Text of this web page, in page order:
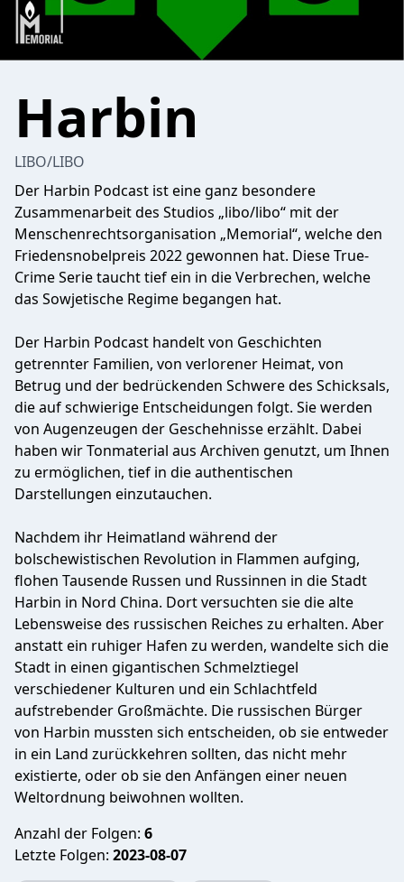
Harbin
LIBO/LIBO
Der Harbin Podcast ist eine ganz besondere
Zusammenarbeit des Studios „libo/libo“ mit der
Menschenrechtsorganisation „Memorial“, welche den
Friedensnobelpreis 2022 gewonnen hat. Diese True-
Crime Serie taucht tief ein in die Verbrechen, welche
das Sowjetische Regime begangen hat.
Der Harbin Podcast handelt von Geschichten
getrennter Familien, von verlorener Heimat, von
Betrug und der bedrückenden Schwere des Schicksals,
die auf schwierige Entscheidungen folgt. Sie werden
von Augenzeugen der Geschehnisse erzählt. Dabei
haben wir Tonmaterial aus Archiven genutzt, um Ihnen
zu ermöglichen, tief in die authentischen
Darstellungen einzutauchen.
Nachdem ihr Heimatland während der
bolschewistischen Revolution in Flammen aufging,
flohen Tausende Russen und Russinnen in die Stadt
Harbin in Nord China. Dort versuchten sie die alte
Lebensweise des russischen Reiches zu erhalten. Aber
anstatt ein ruhiger Hafen zu werden, wandelte sich die
Stadt in einen gigantischen Schmelztiegel
verschiedener Kulturen und ein Schlachtfeld
aufstrebender Großmächte. Die russischen Bürger
von Harbin mussten sich entscheiden, ob sie entweder
in ein Land zurückkehren sollten, das nicht mehr
existierte, oder ob sie den Anfängen einer neuen
Weltordnung beiwohnen wollten.
Anzahl der Folgen: 6
Letzte Folgen: 2023-08-07